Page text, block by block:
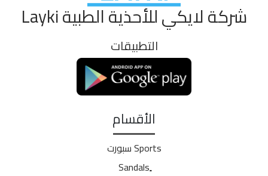
شركة لايكي للأحذية الطبية Layki
التطبيقات
الأقسام
Sports سبورت